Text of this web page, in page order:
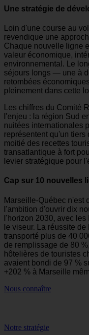
Une stratégie de
Loin d'une course au
revendique une
Chaque nouvelle ligne
valeur économique,
environnemental. Le
séjours longs — une à
retombées
pleinement dans cette
Les chiffres du Comité
l'enjeu : la région Sud
nuitées internationales
représentent qu'un
moitié des recettes
transatlantique à fort
levier stratégique pour
Cap sur 10 nouvelles
Marseille-Québec n'est
l'ambition d'ouvrir dix
l'horizon 2030, avec
le viseur. La réussite
transporté plus de 40
de remplissage de 80
hôtelières de touristes
avaient bondi de 97 %
+202 % à Marseille
Nous connaître
Notre stratégie